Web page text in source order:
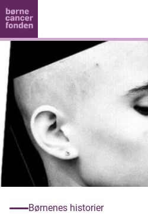
Børnenes historier